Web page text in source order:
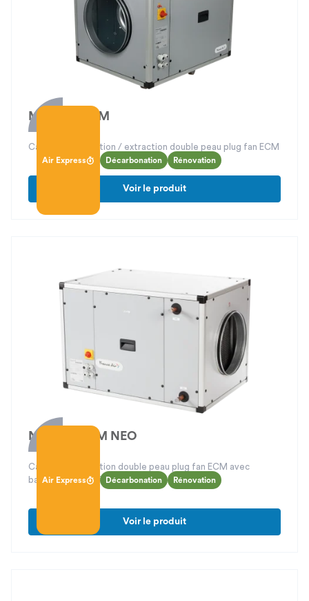
Air Express Décarbonation Rénovation
Modulys ECM
Caisson d’insufflation / extraction double peau plug fan ECM
Voir le produit
Air Express Décarbonation Rénovation
Novatys ECM NEO
Caisson d’insufflation double peau plug fan ECM avec
batterie de chauffage intégrée
Voir le produit